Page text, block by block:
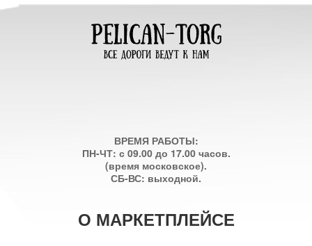
ВРЕМЯ РАБОТЫ:
ПН-ЧТ: с 09.00 до 17.00 часов.
(время московское).
СБ-ВС: выходной.
О МАРКЕТПЛЕЙСЕ